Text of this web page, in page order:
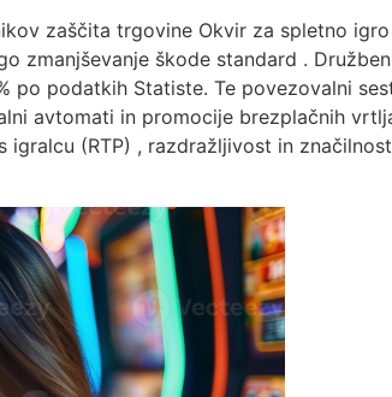
zaščita trgovine Okvir za spletno
zmanjševanje škode standard .
po podatkih Statiste. Te povezovalni
avtomati in promocije brezplačnih
(RTP) , razdražljivost in